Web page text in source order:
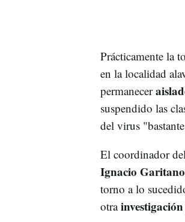
Prácticamente la
en la localidad
permanecer
suspendido las
del virus
El coordinador
Ignacio Garitano
torno a lo
otra